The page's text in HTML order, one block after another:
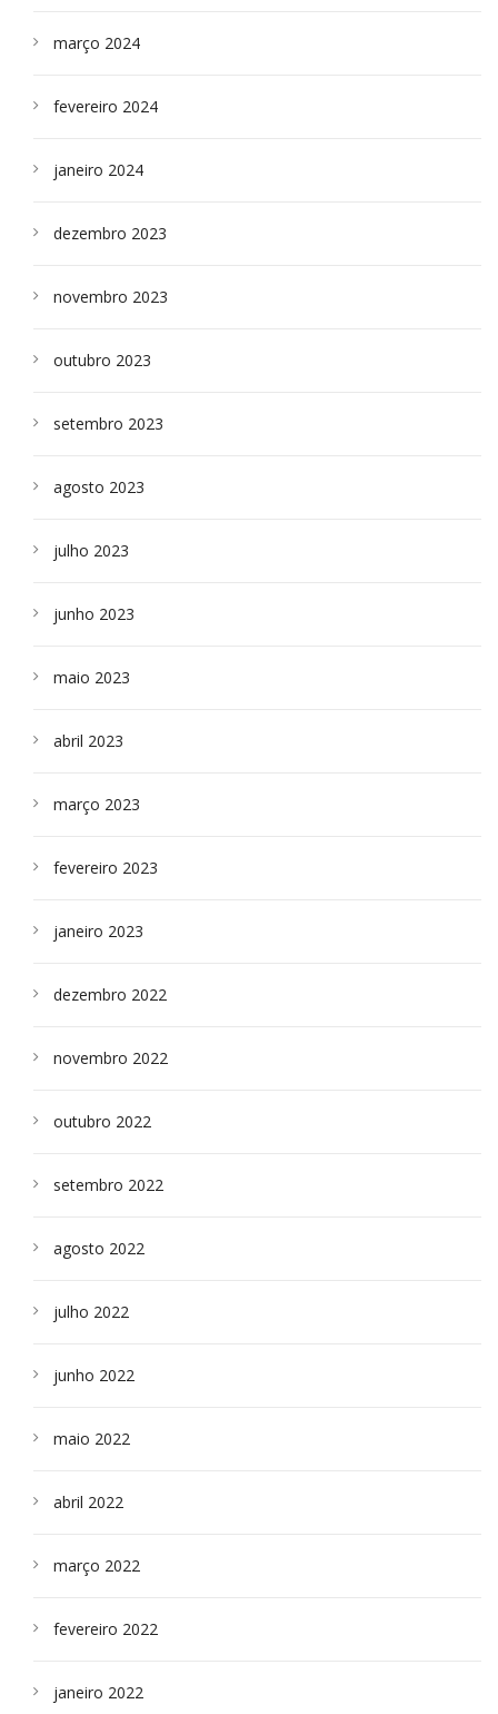
março 2024
fevereiro 2024
janeiro 2024
dezembro 2023
novembro 2023
outubro 2023
setembro 2023
agosto 2023
julho 2023
junho 2023
maio 2023
abril 2023
março 2023
fevereiro 2023
janeiro 2023
dezembro 2022
novembro 2022
outubro 2022
setembro 2022
agosto 2022
julho 2022
junho 2022
maio 2022
abril 2022
março 2022
fevereiro 2022
janeiro 2022